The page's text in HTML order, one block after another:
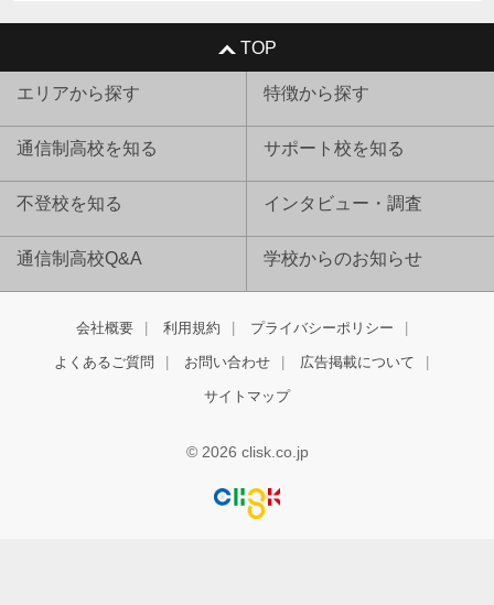
TOP
エリアから探す 特徴から探す
通信制高校を知る サポート校を知る
不登校を知る インタビュー・調査
通信制高校Q&A 学校からのお知らせ
会社概要 利用規約 プライバシーポリシー
よくあるご質問 お問い合わせ 広告掲載について
サイトマップ
© 2026 clisk.co.jp